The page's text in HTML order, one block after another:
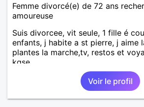
Femme divorcé(e) de 72 ans
amoureuse
Suis divorcee, vit seule, 1 fille é
enfants, j habite a st pierre, j aime
plantes la marche,tv, restos et
kgse
Voir le profil